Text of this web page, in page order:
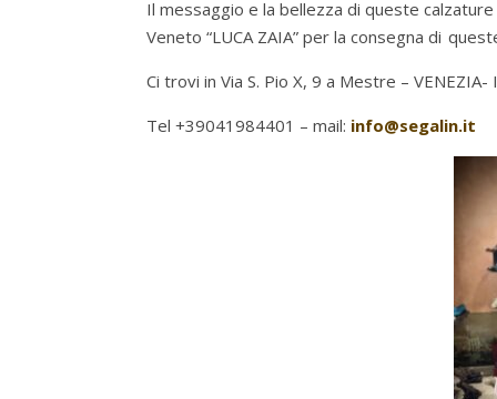
Il messaggio e la bellezza di queste
Veneto “LUCA ZAIA” per la consegna di
Ci trovi in Via S. Pio X, 9 a Mestre – VENEZIA-
Tel +39041984401 – mail: info@segalin.it